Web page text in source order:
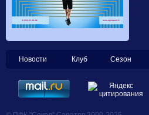
Новости Клуб Сезон